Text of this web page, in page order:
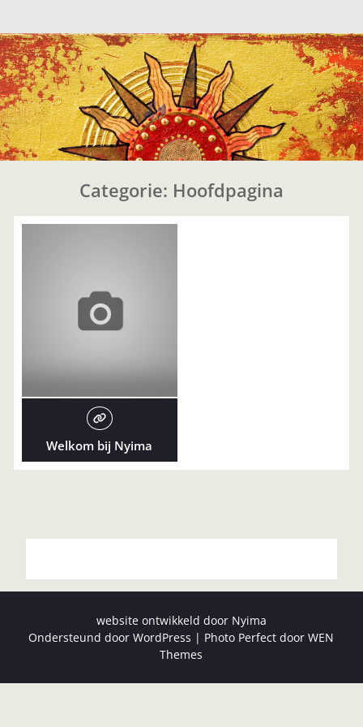
inhoud
springen
Categorie: Hoofdpagina
Welkom bij Nyima
website ontwikkeld door Nyima
Ondersteund door WordPress | Photo Perfect doorWEN
Themes